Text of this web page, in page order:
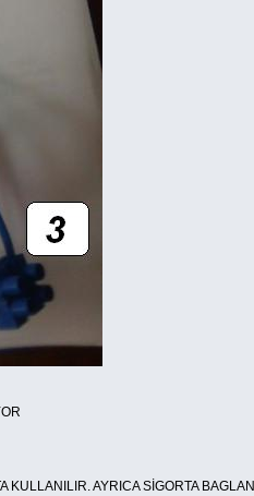
AYRICA SİGORTA